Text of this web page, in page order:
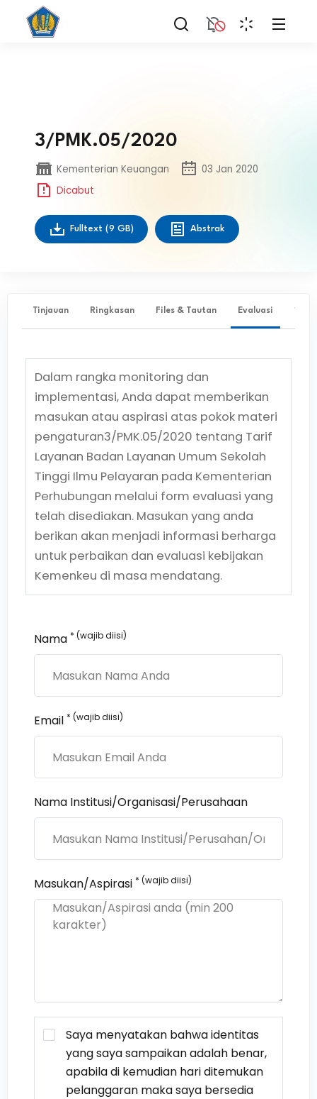
3/PMK.05/2020
Kementerian Keuangan
03 Jan 2020
Dicabut
Fulltext (9 GB) Abstrak
Tinjauan Ringkasan Files & Tautan Evaluasi ✨
Dalam rangka monitoring dan
implementasi, Anda dapat memberikan
masukan atau aspirasi atas pokok materi
pengaturan3/PMK.05/2020 tentang Tarif
Layanan Badan Layanan Umum Sekolah
Tinggi Ilmu Pelayaran pada Kementerian
Perhubungan melalui form evaluasi yang
telah disediakan. Masukan yang anda
berikan akan menjadi informasi berharga
untuk perbaikan dan evaluasi kebijakan
Kemenkeu di masa mendatang.
Nama * (wajib diisi)
Email * (wajib diisi)
Nama Institusi/Organisasi/Perusahaan
Masukan/Aspirasi * (wajib diisi)
Saya menyatakan bahwa identitas
yang saya sampaikan adalah benar,
apabila di kemudian hari ditemukan
pelanggaran maka saya bersedia